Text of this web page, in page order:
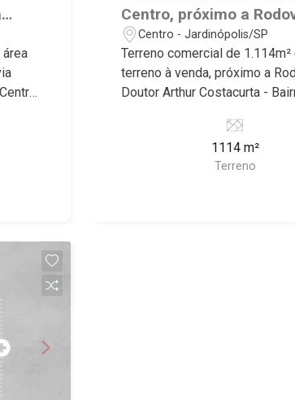
Centro, próximo a
Doutor Arthur
Jardinópolis/SP.
Centro - Jardinópolis/SP
Terreno comercial de 1.114m²
terreno à venda, próximo a
Doutor Arthur Costacurta -
características deste imóvel
Martinelli Imobiliária1114 m²
Terreno